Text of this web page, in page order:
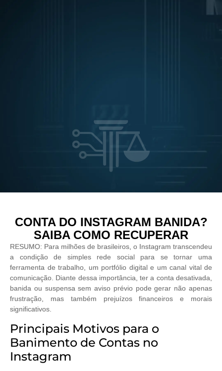
CONTA DO INSTAGRAM BANIDA?
SAIBA COMO RECUPERAR
RESUMO: Para milhões de brasileiros, o Instagram transcendeu
a condição de simples rede social para se tornar uma
ferramenta de trabalho, um portfólio digital e um canal vital de
comunicação. Diante dessa importância, ter a conta desativada,
banida ou suspensa sem aviso prévio pode gerar não apenas
frustração, mas também prejuízos financeiros e morais
significativos.
Principais Motivos para o
Banimento de Contas no
Instagram